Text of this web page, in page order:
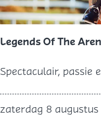
Legends Of The
L
e
Spectaculair, passie
zaterdag 8 augustus